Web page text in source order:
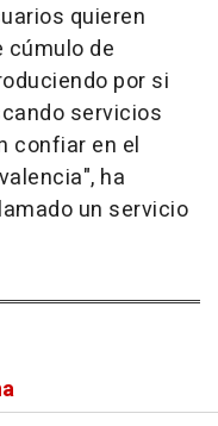
quieren
cúmulo de
por si
servicios
confiar en el
ha
un servicio